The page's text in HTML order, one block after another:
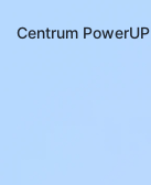
Centrum PowerUP